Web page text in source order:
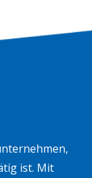
ist. Mit